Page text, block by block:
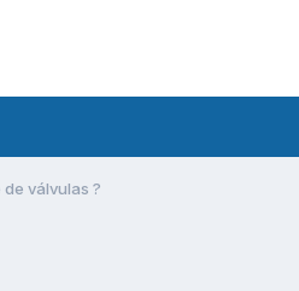
válvulas ?